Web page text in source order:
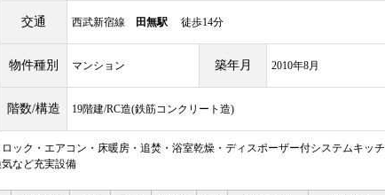
交通 西武新宿線 田無駅 徒歩14分
物件種別 マンション 築年月 2010年8月
階数/構造 19階建/RC造(鉄筋コンクリート造)
ック・エアコン・床暖房・追焚・浴室乾燥・ディスポーザー付システムキッチ
など充実設備